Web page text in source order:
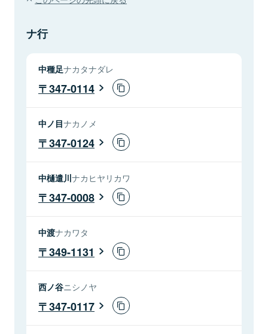
ナ行
中種足ナカタナダレ
347-0114
中ノ目ナカノメ
347-0124
中樋遣川ナカヒヤリカワ
347-0008
中渡ナカワタ
349-1131
西ノ谷ニシノヤ
347-0117